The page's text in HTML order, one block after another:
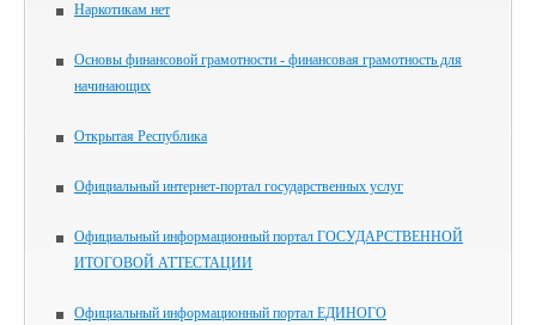
Наркотикам нет
Основы финансовой грамотности - финансовая грамотность для
начинающих
Открытая Республика
Официальный интернет-портал государственных услуг
Официальный информационный портал ГОСУДАРСТВЕННОЙ
ИТОГОВОЙ АТТЕСТАЦИИ
Официальный информационный портал ЕДИНОГО